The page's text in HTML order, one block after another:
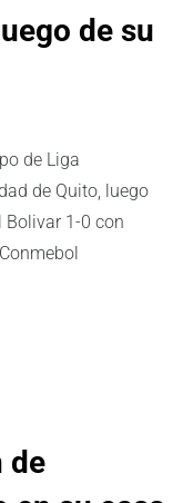
de su
de Liga
de Quito, luego
Bolivar 1-0 con
de